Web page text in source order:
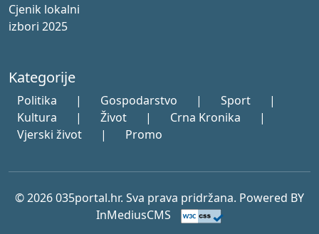
Cjenik lokalni
izbori 2025
Kategorije
Politika | Gospodarstvo | Sport
|
Kultura
| Život | Crna Kronika
|
Vjerski život
| Promo
© 2026 035portal.hr. Sva prava pridržana. Powered BY
InMediusCMS